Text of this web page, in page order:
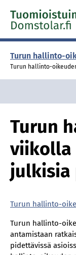
Skip to content -
Turun hallinto-
Turun hallinto-
Turun
viikolla
julkisia
Turun hallinto-
Turun hallinto-
antamistaan
pidettävissä